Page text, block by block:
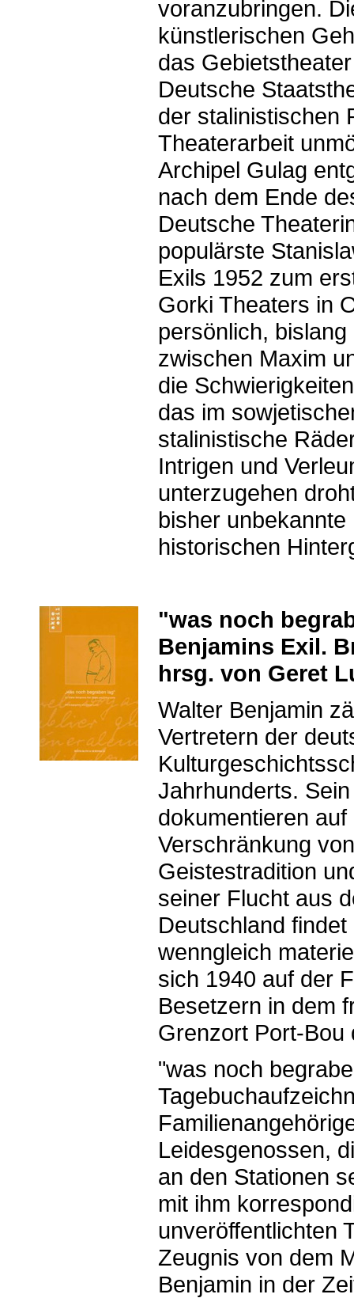
voranzubringen.
künstlerischen
das
Deutsche
der stalinistischen
Theaterarbeit
Archipel Gulag
nach dem Ende
Deutsche
populärste
Exils 1952 zum
Gorki Theaters in
persönlich,
zwischen Maxim
die
das im
stalinistische
Intrigen und
unterzugehen
bisher
historischen
"was noch
Benjamins Exil.
hrsg. von Geret
Walter Benjamin
Vertretern der
Jahrhunderts.
dokumentieren
Verschränkung
Geistestradition
seiner Flucht aus
Deutschland
wenngleich
sich 1940 auf der
Besetzern in dem
Grenzort Port-Bou
"was noch
Leidesgenossen,
an den Stationen
mit ihm
unveröffentlichten
Zeugnis von dem
Benjamin in der